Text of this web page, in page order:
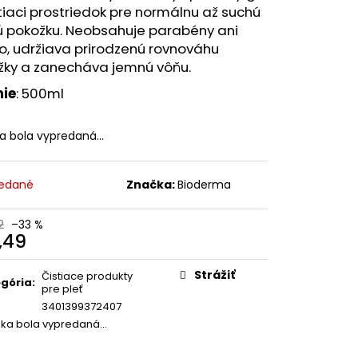
prostriedok pre normálnu až suchú
pokožku. Neobsahuje parabény ani
udržiava prirodzenú rovnováhu
a zanecháva jemnú vôňu.
: 500ml
bola vypredaná…
Značka:Bioderma
–33 %
: Čistiace produkty
pre pleť
3401399372407
bola vypredaná…
Strážiť
CODE, RAW